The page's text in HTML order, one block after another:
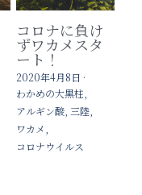
コロナに負け
ずワカメスタ
ート！
2020年4月8日 ·
わかめの大黒柱,
アルギン酸, 三陸,
ワカメ,
コロナウイルス